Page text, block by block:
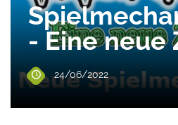
- Eine neue
24/06/2022